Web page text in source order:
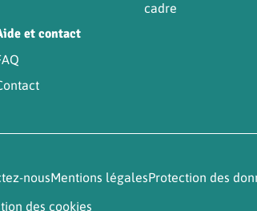
cadre
et contact
nousMentions légalesProtection des
des cookies